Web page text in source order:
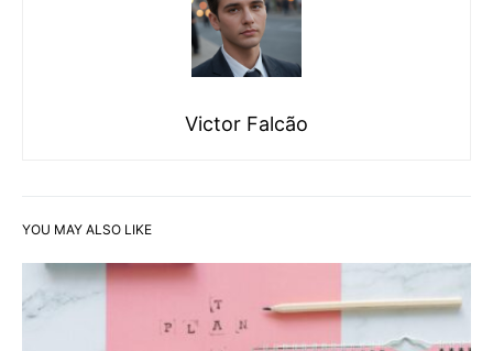
Victor Falcão
YOU MAY ALSO LIKE